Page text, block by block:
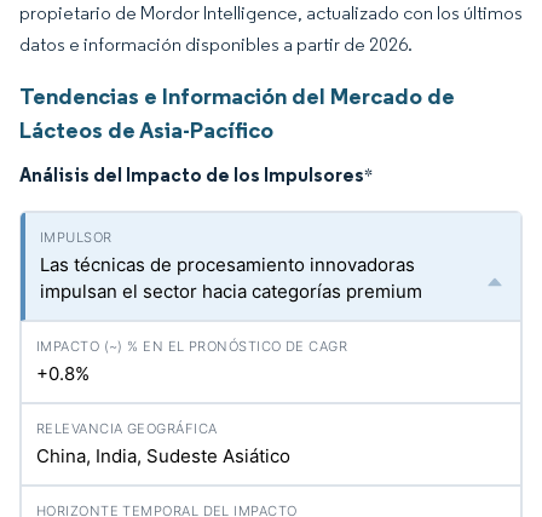
propietario de Mordor Intelligence, actualizado con los últimos
datos e información disponibles a partir de 2026.
Tendencias e Información del Mercado de
Lácteos de Asia-Pacífico
Análisis del Impacto de los Impulsores*
Las técnicas de procesamiento innovadoras
impulsan el sector hacia categorías premium
+0.8%
China, India, Sudeste Asiático